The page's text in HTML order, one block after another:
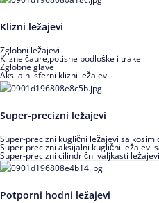
Klizni ležajevi
Zglobni ležajevi
Klizne čaure,potisne podloške i trake
Zglobne glave
Aksijalni sferni klizni ležajevi
Super-precizni ležajevi
Super-precizni kuglični ležajevi sa kosim
Super-precizni aksijalni kuglični ležajevi
Super-precizni cilindrični valjkasti ležajevi
Potporni hodni ležajevi